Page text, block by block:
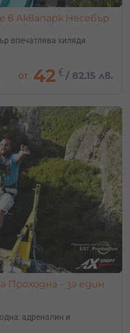
в Аквапарк Несебър
впечатлява хиляди
от 42 € /82.15 лв.
Проходна – за един
адреналин и